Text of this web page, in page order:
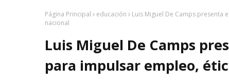
Página Principal educación
Luis Miguel De Camps
nacional
Luis Miguel De Camps
para impulsar empleo,